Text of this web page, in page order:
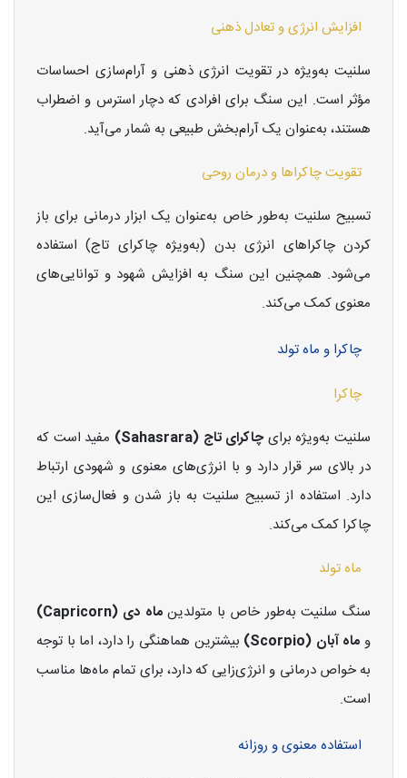
افزایش انرژی و تعادل ذهنی
سلنیت به‌ویژه در تقویت انرژی ذهنی و آرام‌سازی احساسات
مؤثر است. این سنگ برای افرادی که دچار استرس و اضطراب
هستند، به‌عنوان یک آرام‌بخش طبیعی به شمار می‌آید.
تقویت چاکراها و درمان روحی
تسبیح سلنیت به‌طور خاص به‌عنوان یک ابزار درمانی برای باز
کردن چاکراهای انرژی بدن (به‌ویژه چاکرای تاج) استفاده
می‌شود. همچنین این سنگ به افزایش شهود و توانایی‌های
معنوی کمک می‌کند.
چاکرا و ماه تولد
چاکرا
سلنیت به‌ویژه برای چاکرای تاج (Sahasrara)
مفید است که
در بالای سر قرار دارد و با انرژی‌های معنوی و شهودی ارتباط
دارد. استفاده از تسبیح سلنیت به باز شدن و فعال‌سازی این
چاکرا کمک می‌کند.
ماه تولد
سنگ سلنیت به‌طور خاص با متولدینماه دی (Capricorn)
و ماه آبان (Scorpio)
بیشترین هماهنگی را دارد، اما با توجه
به خواص درمانی و انرژی‌زایی که دارد، برای تمام ماه‌ها مناسب
است.
استفاده معنوی و روزانه